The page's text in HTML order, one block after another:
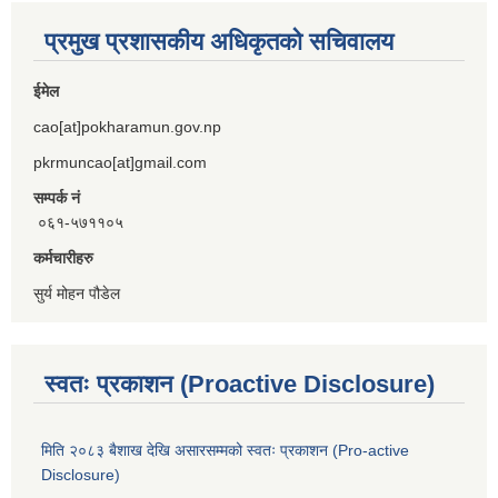
प्रमुख प्रशासकीय अधिकृतको सचिवालय
ईमेल
cao[at]pokharamun.gov.np
pkrmuncao[at]gmail.com
सम्पर्क नं
०६१-५७११०५
कर्मचारीहरु
सुर्य मोहन पौडेल
स्वतः प्रकाशन (Proactive Disclosure)
मिति २०८३ बैशाख देखि असारसम्मको स्वतः प्रकाशन (Pro-active
Disclosure)